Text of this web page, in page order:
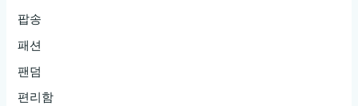
팝송
패션
팬덤
편리함